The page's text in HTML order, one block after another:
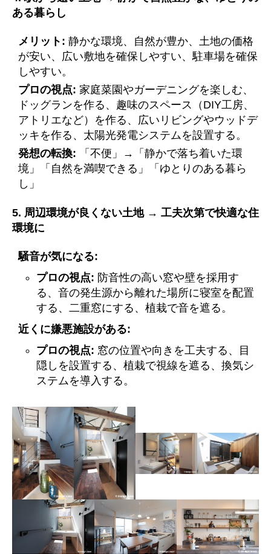
ある暮らし
メリット: 静かな環境、自然が豊か、土地の価格
が安い、広い敷地を確保しやすい、駐車場を確保
しやすい。
プロの視点: 家庭菜園やガーデニングを楽しむ、
ドッグランを作る、趣味のスペース（DIY工房、
アトリエなど）を作る、広いリビングやウッドデ
ッキを作る、太陽光発電システムを設置する。
発想の転換: 「不便」→「静かで落ち着いた環
境」「自然を満喫できる」「ゆとりのある暮ら
し」
5. 周辺環境が良くない土地 → 工夫次第で快適な住
環境に
騒音が気になる:
プロの視点: 防音性の高い窓や壁を採用す
る、音の発生源から離れた場所に寝室を配置
する、二重窓にする、植栽で音を遮る。
近くに嫌悪施設がある:
プロの視点: 窓の位置や向きを工夫する、目
隠しを設置する、植栽で視線を遮る、換気シ
ステムを導入する。